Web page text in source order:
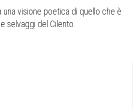
una visione poetica di quello che è
selvaggi del Cilento.